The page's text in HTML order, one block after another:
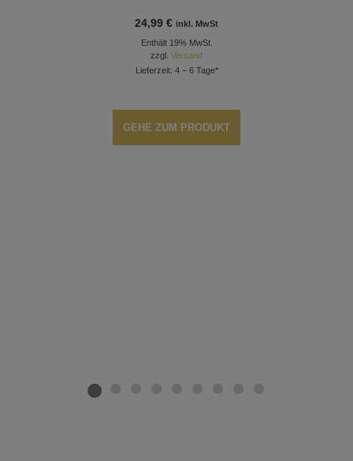
24,99€ inkl. MwSt
Enthält 19% MwSt.
zzgl.Versand
Lieferzeit: 4 – 6 Tage*
GEHE ZUM PRODUKT